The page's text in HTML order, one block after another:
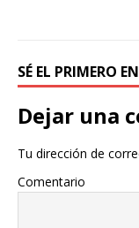
SÉ EL PRIMERO
Dejar una
Tu dirección de
Comentario